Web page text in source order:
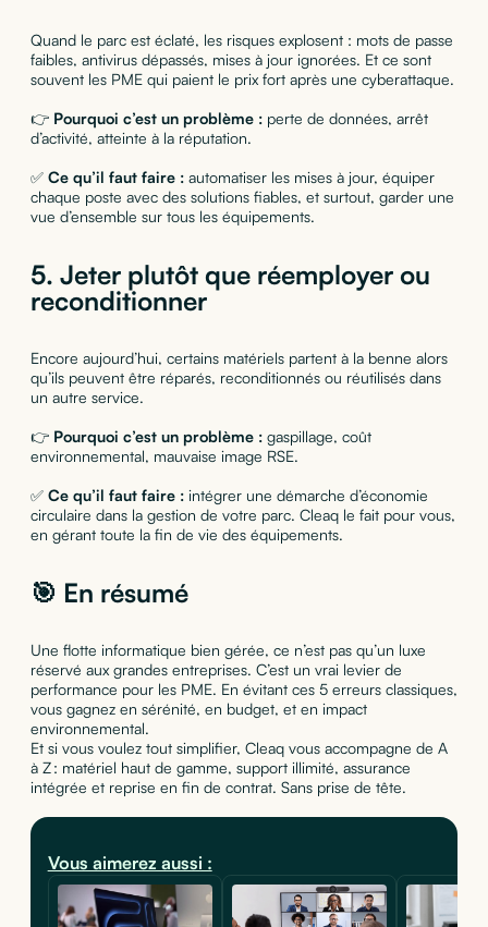
Quand le parc est éclaté, les risques explosent : mots de passe
faibles, antivirus dépassés, mises à jour ignorées. Et ce sont
souvent les PME qui paient le prix fort après une cyberattaque.
👉 Pourquoi c’est un problème :perte de données, arrêt
d’activité, atteinte à la réputation.
✅ Ce qu’il faut faire :automatiser les mises à jour, équiper
chaque poste avec des solutions fiables, et surtout, garder une
vue d’ensemble sur tous les équipements.
5. Jeter plutôt que réemployer ou
reconditionner
Encore aujourd’hui, certains matériels partent à la benne alors
qu’ils peuvent être réparés, reconditionnés ou réutilisés dans
un autre service.
👉 Pourquoi c’est un problème :gaspillage, coût
environnemental, mauvaise image RSE.
✅ Ce qu’il faut faire :intégrer une démarche d’économie
circulaire dans la gestion de votre parc. Cleaq le fait pour vous,
en gérant toute la fin de vie des équipements.
🎯 En résumé
Une flotte informatique bien gérée, ce n’est pas qu’un luxe
réservé aux grandes entreprises. C’est un vrai levier de
performance pour les PME. En évitant ces 5 erreurs classiques,
vous gagnez en sérénité, en budget, et en impact
environnemental.
Et si vous voulez tout simplifier, Cleaq vous accompagne de A
à Z : matériel haut de gamme, support illimité, assurance
intégrée et reprise en fin de contrat. Sans prise de tête.
Vous aimerez aussi :